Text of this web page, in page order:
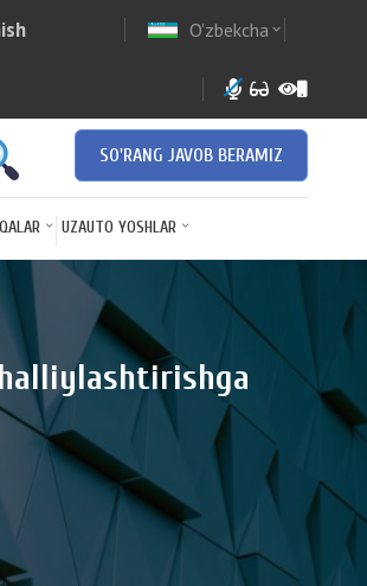
O'zbekcha expand_more
SO'RANG JAVOB BERAMIZ
UZAUTO YOSHLAR